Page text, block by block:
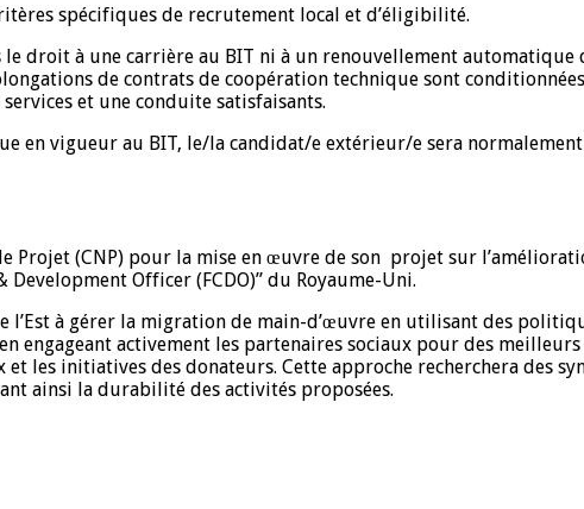
spécifiques de recrutement local et d’éligibilité.
droit à une carrière au BIT ni à un renouvellement
de contrats de coopération technique sont
et une conduite satisfaisants.
en vigueur au BIT, le/la candidat/e extérieur/e sera
Projet (CNP) pour la mise en œuvre de son projet sur
Officer (FCDO)” du Royaume-Uni.
à gérer la migration de main-d’œuvre en utilisant des
engageant activement les partenaires sociaux pour des
les initiatives des donateurs. Cette approche recherchera des
ainsi la durabilité des activités proposées.